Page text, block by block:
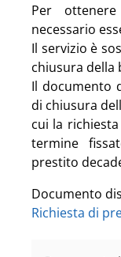
Per
necessario
Il servizio è
chiusura della
Il documento
di chiusura
cui la
termine
prestito
Documento
Richiesta di